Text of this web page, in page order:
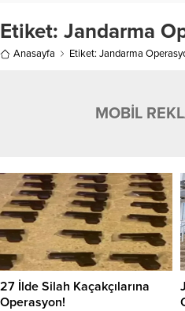
Etiket: Jandarma
Anasayfa Etiket: Jandarma
MOBİL
27 İlde Silah Kaçakçılarına
Operasyon!